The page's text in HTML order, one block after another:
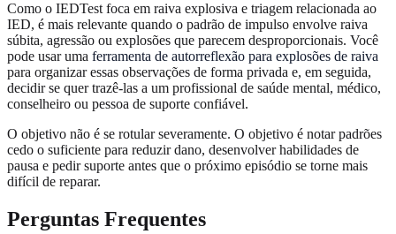
Como o IEDTest foca em raiva explosiva e triagem relacionada ao
IED, é mais relevante quando o padrão de impulso envolve raiva
súbita, agressão ou explosões que parecem desproporcionais. Você
pode usar uma ferramenta de autorreflexão para explosões de raiva
para organizar essas observações de forma privada e, em seguida,
decidir se quer trazê-las a um profissional de saúde mental, médico,
conselheiro ou pessoa de suporte confiável.
O objetivo não é se rotular severamente. O objetivo é notar padrões
cedo o suficiente para reduzir dano, desenvolver habilidades de
pausa e pedir suporte antes que o próximo episódio se torne mais
difícil de reparar.
Perguntas Frequentes